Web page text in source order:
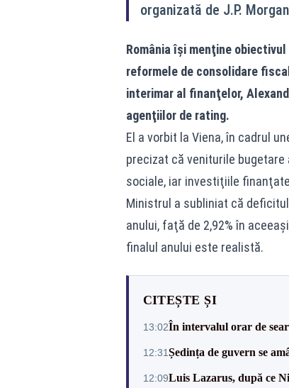
organizată de J.P.
România îşi menţine
reformele de consolidare
interimar al finanţelor,
agenţiilor de rating.
El a vorbit la Viena, în cadrul
precizat că veniturile
sociale, iar investiţiile
Ministrul a subliniat că
anului, faţă de 2,92% în
finalul anului este realistă.
CITEȘTE ȘI
13:02În intervalul orar de
12:31Ședința de guvern se
12:09Luis Lazarus, după ce